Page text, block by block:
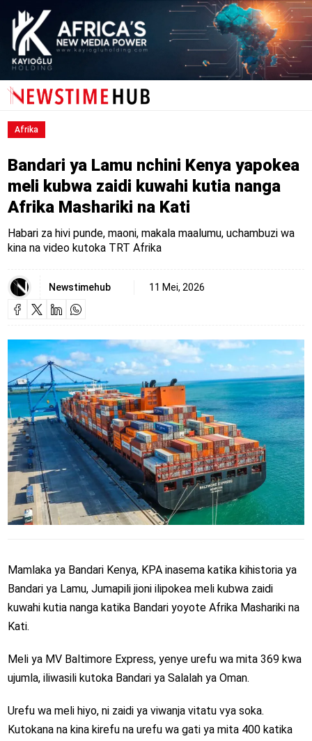
Afrika
Bandari ya Lamu nchini Kenya yapokea
meli kubwa zaidi kuwahi kutia nanga
Afrika Mashariki na Kati
Habari za hivi punde, maoni, makala maalumu, uchambuzi wa
kina na video kutoka TRT Afrika
Newstimehub 11 Mei, 2026
Mamlaka ya Bandari Kenya, KPA inasema katika kihistoria ya
Bandari ya Lamu, Jumapili jioni ilipokea meli kubwa zaidi
kuwahi kutia nanga katika Bandari yoyote Afrika Mashariki na
Kati.
Meli ya MV Baltimore Express, yenye urefu wa mita 369 kwa
ujumla, iliwasili kutoka Bandari ya Salalah ya Oman.
Urefu wa meli hiyo, ni zaidi ya viwanja vitatu vya soka.
Kutokana na kina kirefu na urefu wa gati ya mita 400 katika